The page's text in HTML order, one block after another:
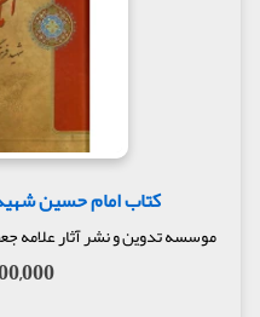
کتاب امام حسین
موسسه تدوین و نشر آثار علامه